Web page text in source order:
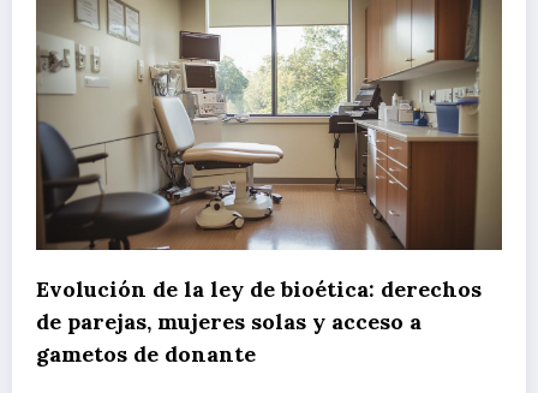
Evolución de la ley de bioética: derechos
de parejas, mujeres solas y acceso a
gametos de donante